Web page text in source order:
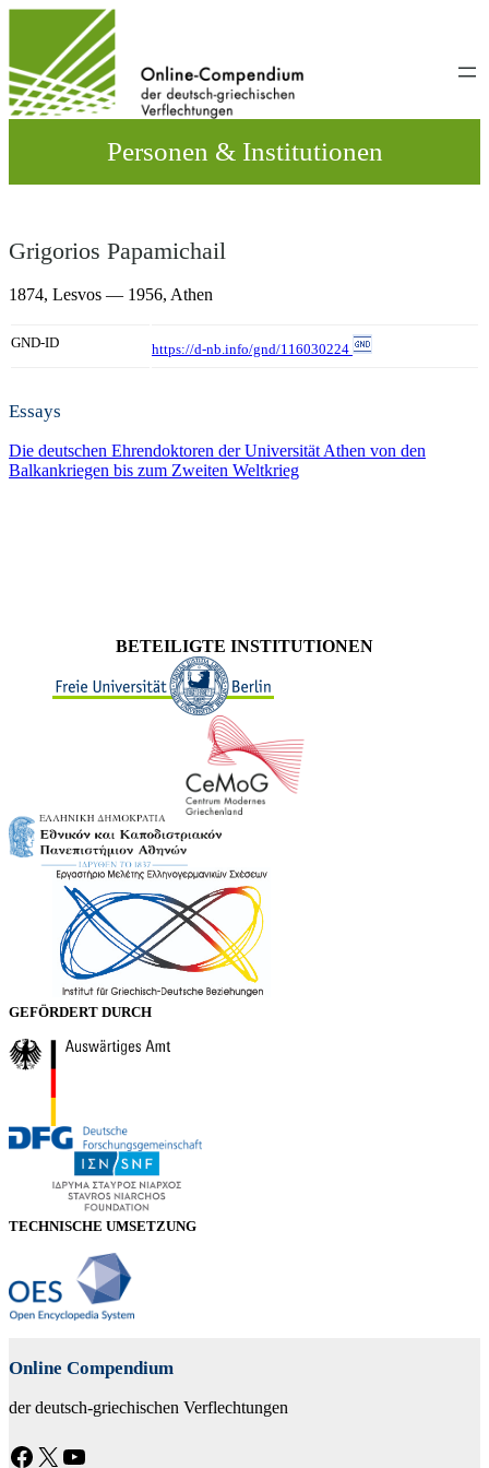
wechseln
Personen & Institutionen
Grigorios Papamichail
1874, Lesvos — 1956, Athen
GND-ID https://d-nb.info/gnd/116030224
Essays
Die deutschen Ehrendoktoren der Universität Athen von den
Balkankriegen bis zum Zweiten Weltkrieg
BETEILIGTE INSTITUTIONEN
GEFÖRDERT DURCH
TECHNISCHE UMSETZUNG
Online Compendium
der deutsch-griechischen Verflechtungen
Facebook X YouTube